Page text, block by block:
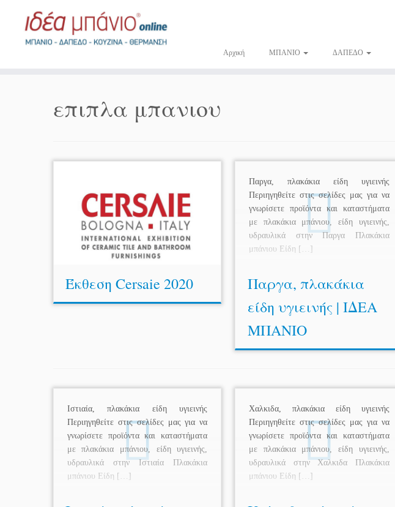
περιεχόμενο
Αρχική ΜΠΑΝΙΟ ΔΑΠΕΔΟ
επιπλα μπανιου
Έκθεση Cersaie 2020
Παργα, πλακάκια είδη υγιεινής
Περιηγηθείτε στις σελίδες μας για να
γνωρίσετε προϊόντα και καταστήματα
με πλακάκια μπάνιου, είδη υγιεινής,
υδραυλικά στην Παργα Πλακάκια
μπάνιου Είδη […]
Παργα, πλακάκια
είδη υγιεινής | ΙΔΕΑ
ΜΠΑΝΙΟ
Ιστιαία, πλακάκια είδη υγιεινής
Περιηγηθείτε στις σελίδες μας για να
γνωρίσετε προϊόντα και καταστήματα
με πλακάκια μπάνιου, είδη υγιεινής,
υδραυλικά στην Ιστιαία Πλακάκια
μπάνιου Είδη […]
Χαλκιδα, πλακάκια είδη υγιεινής
Περιηγηθείτε στις σελίδες μας για να
γνωρίσετε προϊόντα και καταστήματα
με πλακάκια μπάνιου, είδη υγιεινής,
υδραυλικά στην Χαλκιδα Πλακάκια
μπάνιου Είδη […]